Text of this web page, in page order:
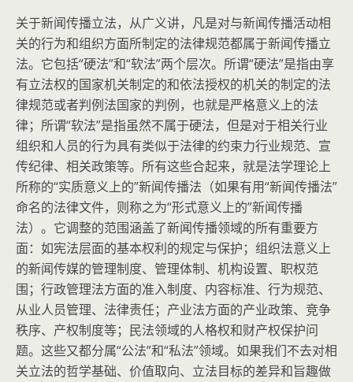
关于新闻传播立法，从广义讲，凡是对与新闻传播活动相
关的行为和组织方面所制定的法律规范都属于新闻传播立
法。它包括“硬法”和“软法”两个层次。所谓“硬法”是指由享
有立法权的国家机关制定的和依法授权的机关的制定的法
律规范或者判例法国家的判例，也就是严格意义上的法
律；所谓“软法”是指虽然不属于硬法，但是对于相关行业
组织和人员的行为具有类似于法律的约束力行业规范、宣
传纪律、相关政策等。所有这些合起来，就是法学理论上
所称的“实质意义上的”新闻传播法（如果有用“新闻传播法”
命名的法律文件，则称之为“形式意义上的”新闻传播
法）。它调整的范围涵盖了新闻传播领域的所有重要方
面：如宪法层面的基本权利的规定与保护；组织法意义上
的新闻传媒的管理制度、管理体制、机构设置、职权范
围；行政管理法方面的准入制度、内容标准、行为规范、
从业人员管理、法律责任；产业法方面的产业政策、竞争
秩序、产权制度等；民法领域的人格权和财产权保护问
题。这些又都分属“公法”和“私法”领域。如果我们不去对相
关立法的哲学基础、价值取向、立法目标的差异和旨趣做